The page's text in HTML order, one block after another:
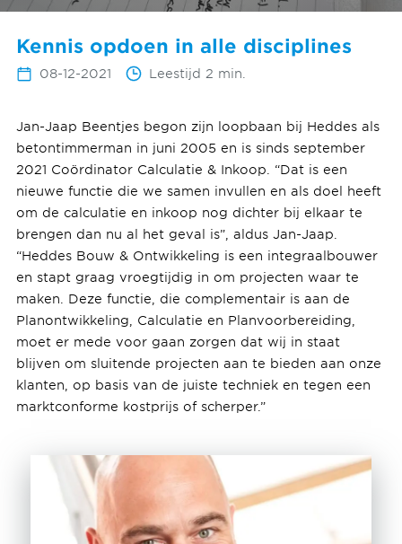
Kennis opdoen in alle disciplines
08-12-2021 Leestijd 2 min.
Jan-Jaap Beentjes begon zijn loopbaan bij Heddes als
betontimmerman in juni 2005 en is sinds september
2021 Coördinator Calculatie & Inkoop. “Dat is een
nieuwe functie die we samen invullen en als doel heeft
om de calculatie en inkoop nog dichter bij elkaar te
brengen dan nu al het geval is”, aldus Jan-Jaap.
“Heddes Bouw & Ontwikkeling is een integraalbouwer
en stapt graag vroegtijdig in om projecten waar te
maken. Deze functie, die complementair is aan de
Planontwikkeling, Calculatie en Planvoorbereiding,
moet er mede voor gaan zorgen dat wij in staat
blijven om sluitende projecten aan te bieden aan onze
klanten, op basis van de juiste techniek en tegen een
marktconforme kostprijs of scherper.”